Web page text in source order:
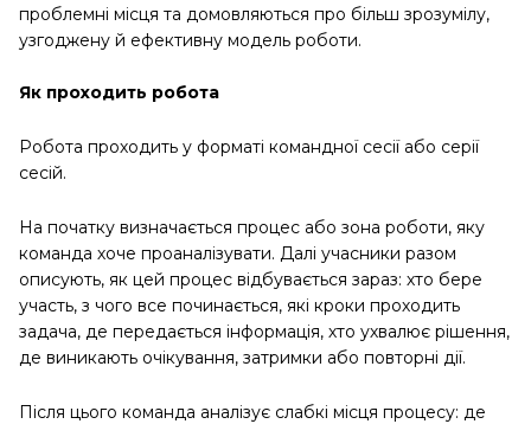
проблемні місця та домовляються про більш зрозумілу,
узгоджену й ефективну модель роботи.
Як проходить робота
Робота проходить у форматі командної сесії або серії
сесій.
На початку визначається процес або зона роботи, яку
команда хоче проаналізувати. Далі учасники разом
описують, як цей процес відбувається зараз: хто бере
участь, з чого все починається, які кроки проходить
задача, де передається інформація, хто ухвалює рішення,
де виникають очікування, затримки або повторні дії.
Після цього команда аналізує слабкі місця процесу: де